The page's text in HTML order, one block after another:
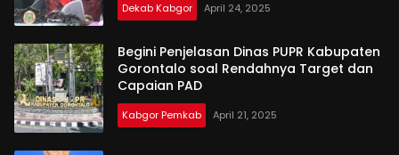
Dekab Kabgor April 24, 2025
Begini Penjelasan Dinas PUPR Kabupaten
Gorontalo soal Rendahnya Target dan
Capaian PAD
Kabgor Pemkab April 21, 2025